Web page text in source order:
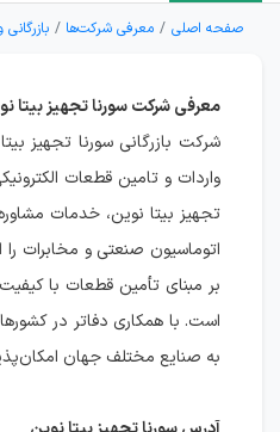
صفحه اصلی معرفی شرکت‌ها
معرفی شرکت سورنا تجهیز بیتا
شرکت بازرگانی سورنا تجهیز
تجهیز بیتا نوین، خدمات
اتوماسیون صنعتی و مخابرات
بر مبنای تأمین قطعات با کیفیت
است. با همکاری دفاتر در
به صنایع مختلف جهان